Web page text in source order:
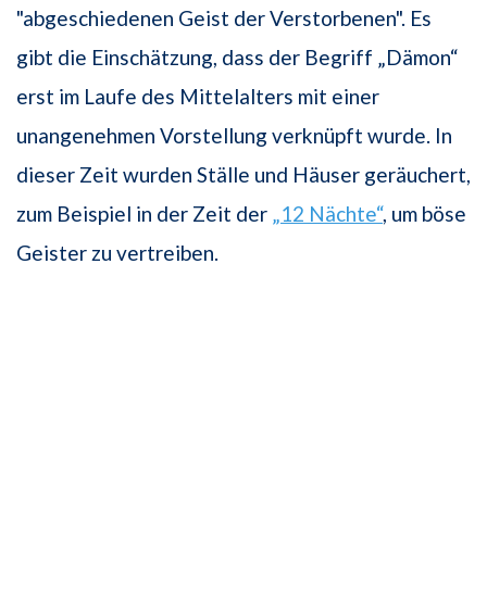
"abgeschiedenen Geist der Verstorbenen". Es
gibt die Einschätzung, dass der Begriff „Dämon“
erst im Laufe des Mittelalters mit einer
unangenehmen Vorstellung verknüpft wurde. In
dieser Zeit wurden Ställe und Häuser geräuchert,
zum Beispiel in der Zeit der „12 Nächte“, um böse
Geister zu vertreiben.